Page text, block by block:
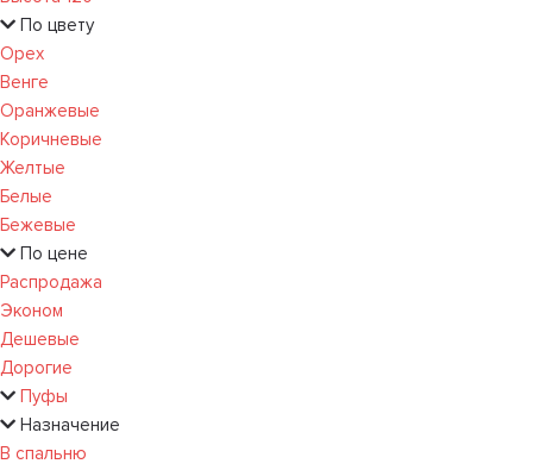
По цвету
Орех
Венге
Оранжевые
Коричневые
Желтые
Белые
Бежевые
По цене
Распродажа
Эконом
Дешевые
Дорогие
Пуфы
Назначение
В спальню